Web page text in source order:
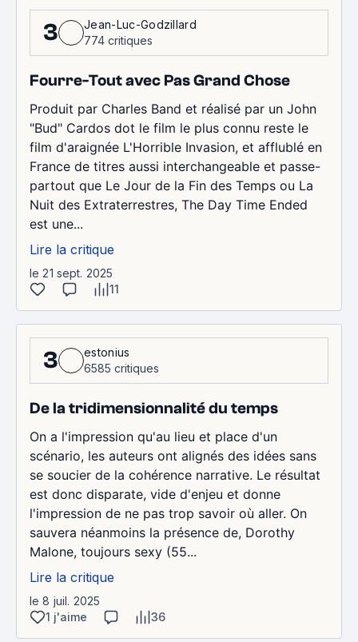
3
Jean-Luc-Godzillard
774 critiques
Fourre-Tout avec Pas Grand Chose
Produit par Charles Band et réalisé par un John
"Bud" Cardos dot le film le plus connu reste le
film d'araignée L'Horrible Invasion, et afflublé en
France de titres aussi interchangeable et passe-
partout que Le Jour de la Fin des Temps ou La
Nuit des Extraterrestres, The Day Time Ended
est une...
Lire la critique
le 21 sept. 2025
11
3
estonius
6585 critiques
De la tridimensionnalité du temps
On a l'impression qu'au lieu et place d'un
scénario, les auteurs ont alignés des idées sans
se soucier de la cohérence narrative. Le résultat
est donc disparate, vide d'enjeu et donne
l'impression de ne pas trop savoir où aller. On
sauvera néanmoins la présence de, Dorothy
Malone, toujours sexy (55...
Lire la critique
le 8 juil. 2025
1 j'aime
36